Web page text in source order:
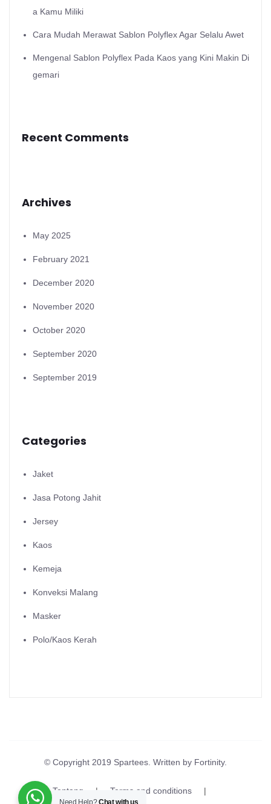
a Kamu Miliki
Cara Mudah Merawat Sablon Polyflex Agar Selalu Awet
Mengenal Sablon Polyflex Pada Kaos yang Kini Makin Di
gemari
Recent Comments
Archives
May 2025
February 2021
December 2020
November 2020
October 2020
September 2020
September 2019
Categories
Jaket
Jasa Potong Jahit
Jersey
Kaos
Kemeja
Konveksi Malang
Masker
Polo/Kaos Kerah
© Copyright 2019 Spartees. Written by Fortinity.
Tentang Terms and conditions
Need Help?Chat with us